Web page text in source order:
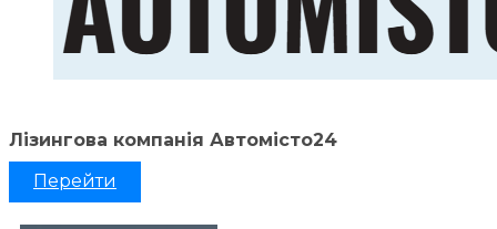
Лізингова компанія Автомісто24
Перейти